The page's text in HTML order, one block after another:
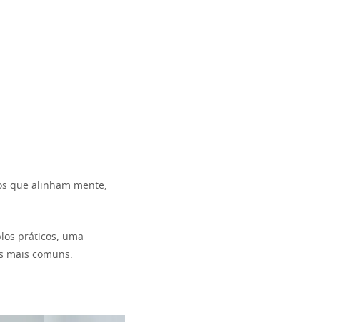
que alinham mente,
práticos, uma
mais comuns.